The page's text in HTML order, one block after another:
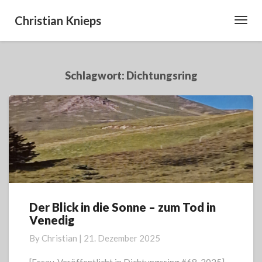
Christian Knieps
Schlagwort: Dichtungsring
Der
Blick
die
Sonne
Der Blick in die Sonne – zum Tod in
Venedig
By Christian | 21. Dezember 2025